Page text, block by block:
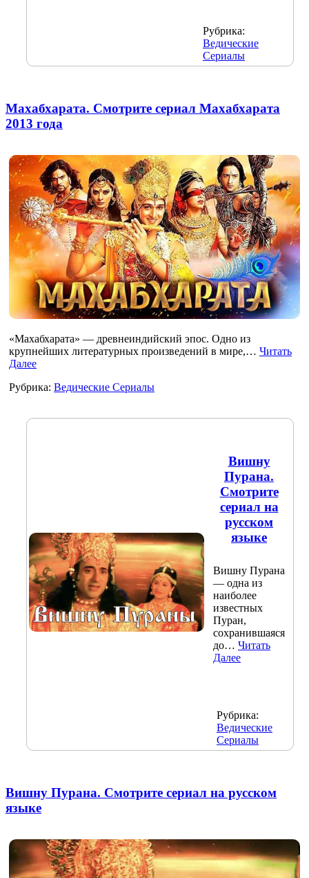
Рубрика:
Ведические
Сериалы
Махабхарата. Смотрите сериал Махабхарата
2013 года
«Махабхарата» — древнеиндийский эпос. Одно из
крупнейших литературных произведений в мире,… Читать
Далее
Рубрика: Ведические Сериалы
Вишну
Пурана.
Смотрите
сериал на
русском
языке
Вишну Пурана
— одна из
наиболее
известных
Пуран,
сохранившаяся
до… Читать
Далее
Рубрика:
Ведические
Сериалы
Вишну Пурана. Смотрите сериал на русском
языке